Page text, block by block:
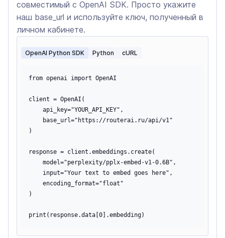
совместимый с OpenAI SDK. Просто укажите
наш base_url и используйте ключ, полученный в
личном кабинете.
OpenAI Python SDK Python cURL
from openai import OpenAI
client = OpenAI(
    api_key="YOUR_API_KEY",
    base_url="https://routerai.ru/api/v1"
)
response = client.embeddings.create(
    model="perplexity/pplx-embed-v1-0.6B",
    input="Your text to embed goes here",
    encoding_format="float"
)